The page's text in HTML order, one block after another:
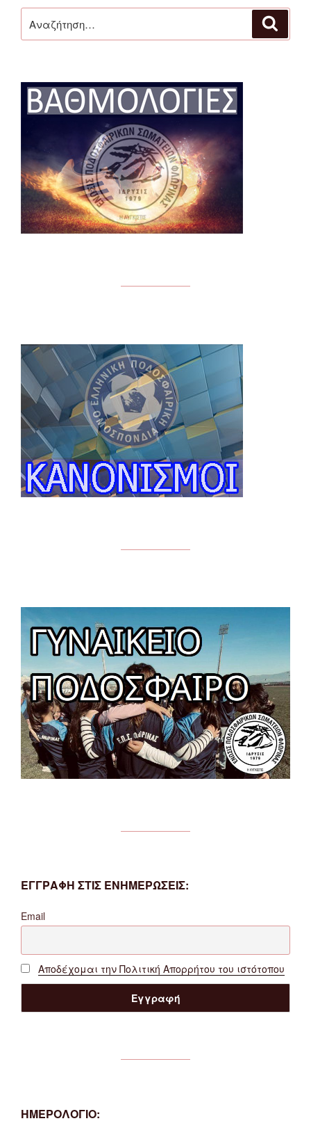
για:
ΕΓΓΡΑΦΗ ΣΤΙΣ ΕΝΗΜΕΡΩΣΕΙΣ:
Email
Αποδέχομαι την Πολιτική Απορρήτου του ιστότοπου
ΗΜΕΡΟΛΟΓΙΟ: